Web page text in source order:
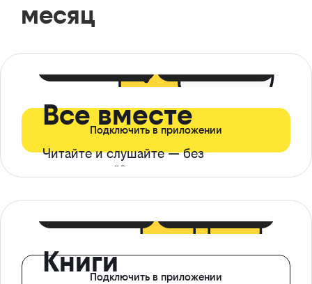
месяц
Все вместе
Читайте и слушайте — без
ограничений*
Подключить в приложении
КнигиПодключить в приложении